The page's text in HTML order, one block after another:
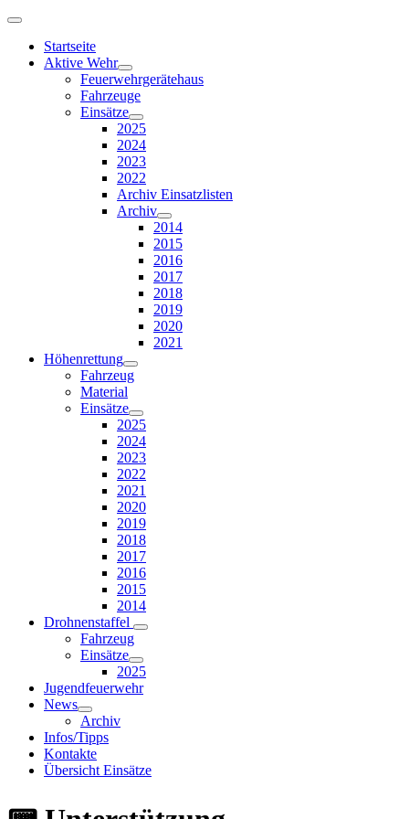
Startseite
Aktive Wehr
Feuerwehrgerätehaus
Fahrzeuge
Einsätze
2025
2024
2023
2022
Archiv Einsatzlisten
Archiv
2014
2015
2016
2017
2018
2019
2020
2021
Höhenrettung
Fahrzeug
Material
Einsätze
2025
2024
2023
2022
2021
2020
2019
2018
2017
2016
2015
2014
Drohnenstaffel
Fahrzeug
Einsätze
2025
Jugendfeuerwehr
News
Archiv
Infos/Tipps
Kontakte
Übersicht Einsätze